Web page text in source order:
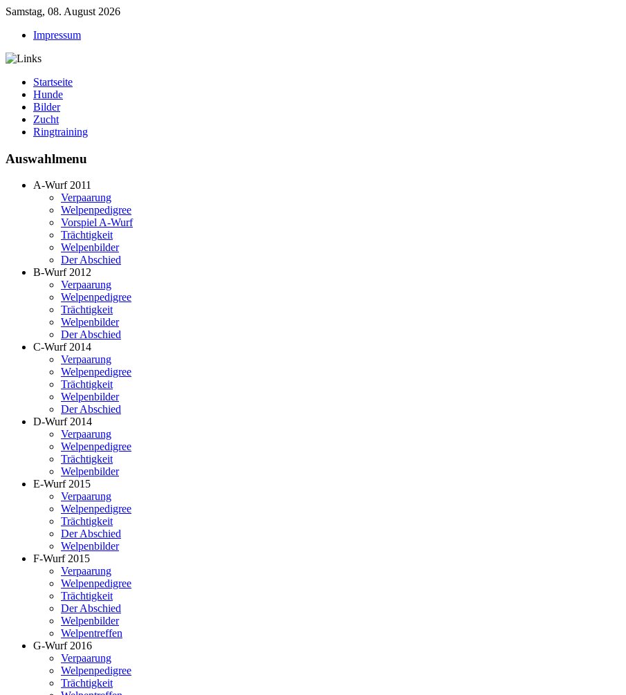
Samstag, 08. August 2026
Impressum
Startseite
Hunde
Bilder
Zucht
Ringtraining
Auswahlmenu
A-Wurf 2011
Verpaarung
Welpenpedigree
Vorspiel A-Wurf
Trächtigkeit
Welpenbilder
Der Abschied
B-Wurf 2012
Verpaarung
Welpenpedigree
Trächtigkeit
Welpenbilder
Der Abschied
C-Wurf 2014
Verpaarung
Welpenpedigree
Trächtigkeit
Welpenbilder
Der Abschied
D-Wurf 2014
Verpaarung
Welpenpedigree
Trächtigkeit
Welpenbilder
E-Wurf 2015
Verpaarung
Welpenpedigree
Trächtigkeit
Der Abschied
Welpenbilder
F-Wurf 2015
Verpaarung
Welpenpedigree
Trächtigkeit
Der Abschied
Welpenbilder
Welpentreffen
G-Wurf 2016
Verpaarung
Welpenpedigree
Trächtigkeit